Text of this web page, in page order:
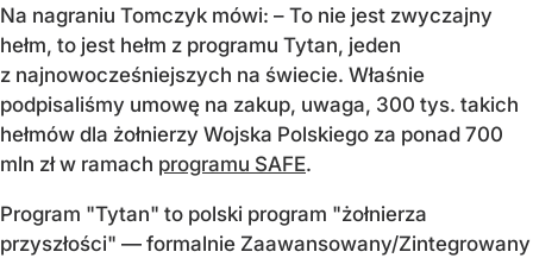
Na nagraniu Tomczyk mówi: – To nie jest zwyczajny
hełm, to jest hełm z programu Tytan, jeden
z najnowocześniejszych na świecie. Właśnie
podpisaliśmy umowę na zakup, uwaga, 300 tys. takich
hełmów dla żołnierzy Wojska Polskiego za ponad 700
mln zł w ramach programu SAFE.
Program "Tytan" to polski program "żołnierza
przyszłości" — formalnie Zaawansowany/Zintegrowany